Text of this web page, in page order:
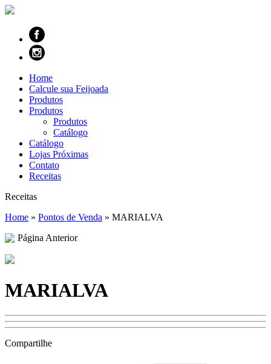
Home
Calcule sua Feijoada
Produtos
Produtos
Produtos
Catálogo
Catálogo
Lojas Próximas
Contato
Receitas
Receitas
Home » Pontos de Venda » MARIALVA
Página Anterior
MARIALVA
Compartilhe